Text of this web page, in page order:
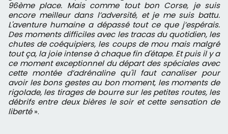
96ème place. Mais comme tout bon Corse, je suis
encore meilleur dans l’adversité, et je me suis battu.
L'aventure humaine a dépassé tout ce que j’espérais.
Des moments difficiles avec les tracas du quotidien, les
chutes de coéquipiers, les coups de mou mais malgré
tout ça, la joie intense à chaque fin d'étape. Et puis il y a
ce moment exceptionnel du départ des spéciales avec
cette montée d’adrénaline qu'il faut canaliser pour
avoir les bons gestes au bon moment, les moments de
rigolade, les tirages de bourre sur les petites routes, les
débrifs entre deux bières le soir et cette sensation de
liberté».